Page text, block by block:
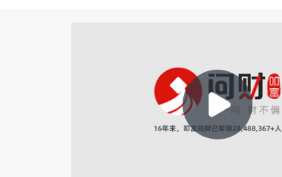
2026-07-09 22:06
2026-07-09 22:04
Play